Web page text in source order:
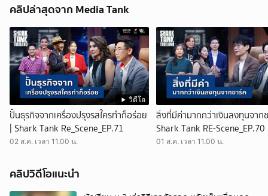
คลิปล่าสุดจาก Media Tank
วิดีโอ
ปั้นธุรกิจจากเครื่องปรุงรสใครทำก็อร่อย
| Shark Tank Re_Scene_EP.71
02 ส.ค. เวลา 11.00 น.
สิ่งที่มีค่ามากกว่าเงินลงทุนจาก
Shark Tank RE-Scene_EP.70
01 ส.ค. เวลา 11.00 น.
คลิปวิดีโอแนะนำ